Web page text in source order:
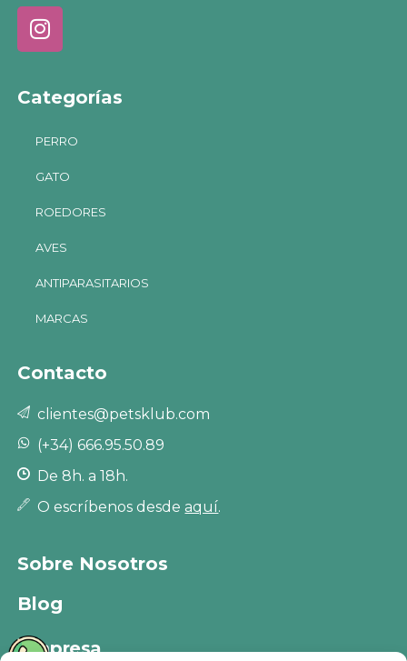
Categorías
PERRO
GATO
ROEDORES
AVES
ANTIPARASITARIOS
MARCAS
Contacto
clientes@petsklub.com
(+34) 666.95.50.89
De 8h. a 18h.
O escríbenos desdeaquí.
Sobre Nosotros
Blog
Empresa